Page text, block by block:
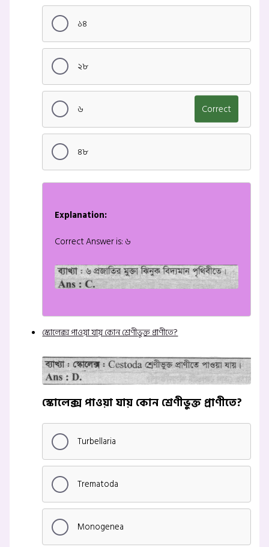
১৪
২৮
৬ Correct
৪৮
Explanation:
Correct Answer is: ৬
স্কোলেক্স পাওয়া যায় কোন শ্রেণীভুক্ত প্রাণীতে?
স্কোলেক্স পাওয়া যায় কোন শ্রেণীভুক্ত প্রাণীতে?
Turbellaria
Trematoda
Monogenea